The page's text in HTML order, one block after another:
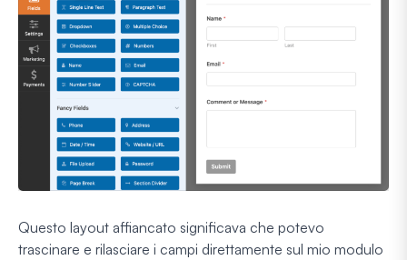
Questo layout affiancato significava che potevo
trascinare e rilasciare i campi direttamente sul mio modulo